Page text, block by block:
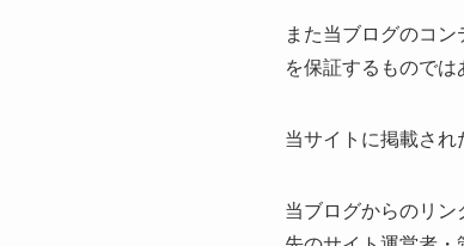
また当ブログのコ
を保証するものでは
当サイトに掲載され
当ブログからのリ